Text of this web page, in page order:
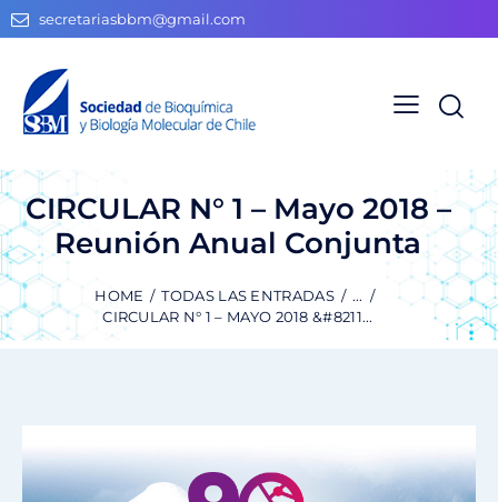
secretariasbbm@gmail.com
CIRCULAR N° 1 – Mayo 2018 –
Reunión Anual Conjunta
HOME TODAS LAS ENTRADAS
...
CIRCULAR N° 1 – MAYO 2018 &#8211...